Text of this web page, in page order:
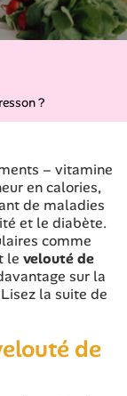
?
– vitamine
en calories,
de maladies
et le diabète.
comme
le velouté de
sur la
la suite de
de